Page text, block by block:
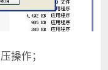
操作；